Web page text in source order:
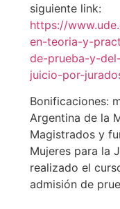
siguiente link:
https://
en-teoria-y-
de-prueba-y-
juicio-por-
Bonificaciones:
Argentina de la
Magistrados y
Mujeres para la
realizado el
admisión de